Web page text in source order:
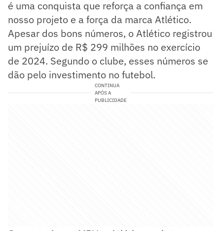
é uma conquista que reforça a confiança em
nosso projeto e a força da marca Atlético.
Apesar dos bons números, o Atlético registrou
um prejuízo de R$ 299 milhões no exercício
de 2024. Segundo o clube, esses números se
dão pelo investimento no futebol.
CONTINUA
APÓS A
PUBLICIDADE